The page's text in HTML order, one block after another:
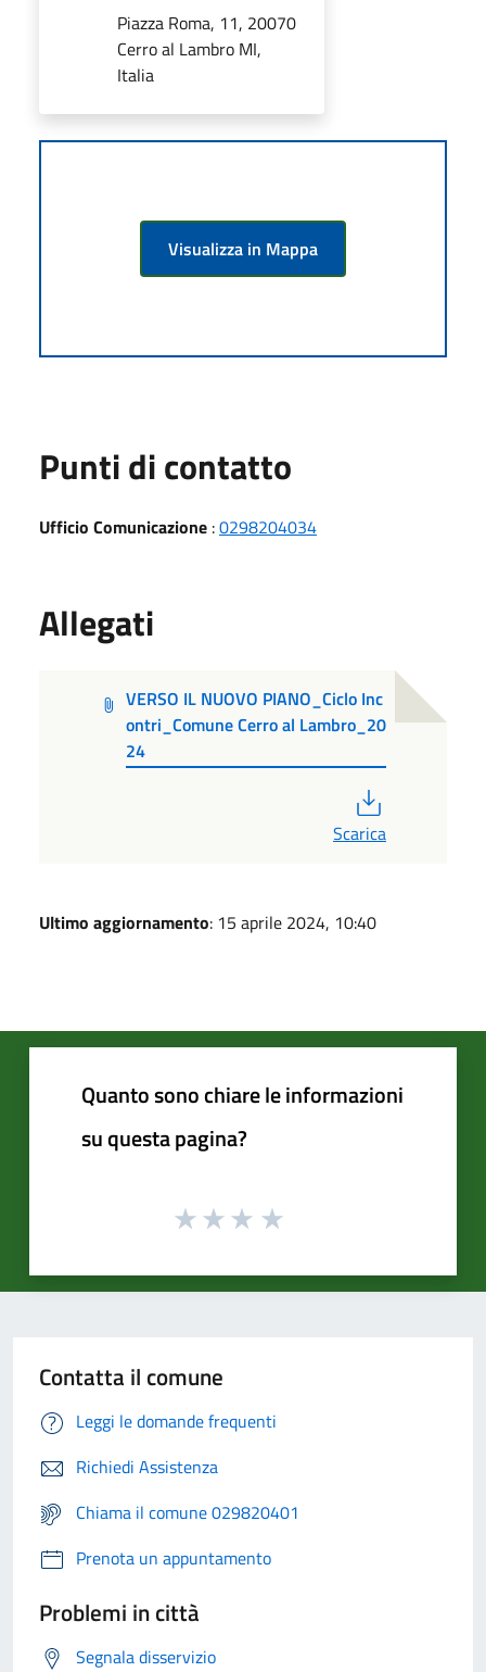
Piazza Roma, 11, 20070
Cerro al Lambro MI,
Italia
Visualizza in Mappa
Punti di contatto
Ufficio Comunicazione :0298204034
Allegati
VERSO IL NUOVO PIANO_Ciclo Inc
ontri_Comune Cerro al Lambro_20
24
Scarica
Ultimo aggiornamento: 15 aprile 2024, 10:40
Quanto sono chiare le informazioni
su questa pagina?
Contatta il comune
Leggi le domande frequenti
Richiedi Assistenza
Chiama il comune 029820401
Prenota un appuntamento
Problemi in città
Segnala disservizio